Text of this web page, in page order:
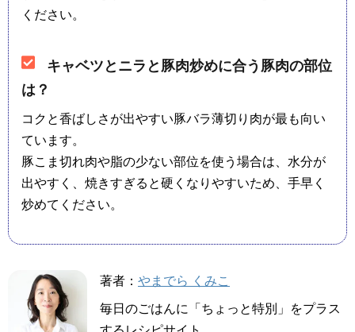
ください。
キャベツとニラと豚肉炒めに合う豚肉の部位
は？
コクと香ばしさが出やすい豚バラ薄切り肉が最も向い
ています。
豚こま切れ肉や脂の少ない部位を使う場合は、水分が
出やすく、焼きすぎると硬くなりやすいため、手早く
炒めてください。
著者： やまでら くみこ
毎日のごはんに「ちょっと特別」をプラス